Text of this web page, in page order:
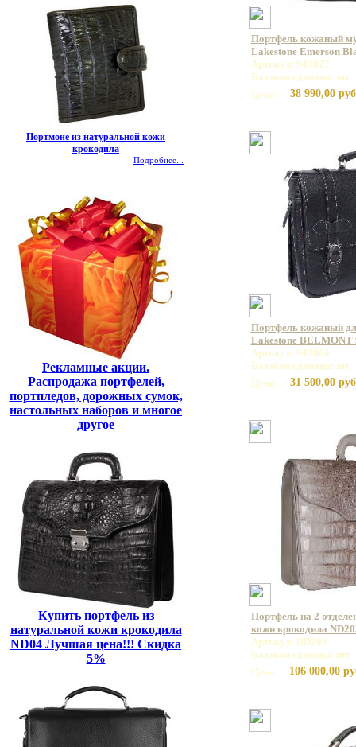
Портмоне из натуральной кожи
крокодила
Подробнее...
Рекламные акции.
Распродажа портфелей,
портпледов, дорожных сумок,
настольных наборов и многое
другое
Купить портфель из
натуральной кожи крокодила
ND04 Лучшая цена!!! Скидка
5%
Портфель кожаный
Lakestone Emerson
Артикул: 943027
Базовая единица: шт
Цена:
38 990,00
Портфель кожаный
Lakestone BELMONT
Артикул: 943064
Базовая единица: шт
Цена:
31 500,00
Портфель на 2
кожи крокодила
Артикул: ND203
Базовая единица: шт
Цена:
106 000,00